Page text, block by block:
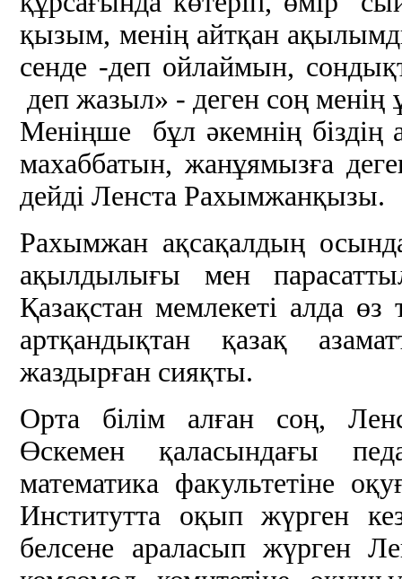
қызым, менің айтқан
сенде -деп ойлаймын,
деп жазыл» - деген соң менің
Меніңше бұл әкемнің
махаббатын, жанұямызға
дейді Ленста Рахымжанқызы.
Рахымжан ақсақалдың
ақылдылығы мен
Қазақстан мемлекеті алда өз
артқандықтан қазақ
жаздырған сияқты.
Орта білім алған соң,
Өскемен қаласындағы
математика факультетіне
Институтта оқып жүрген
белсене араласып жүрген